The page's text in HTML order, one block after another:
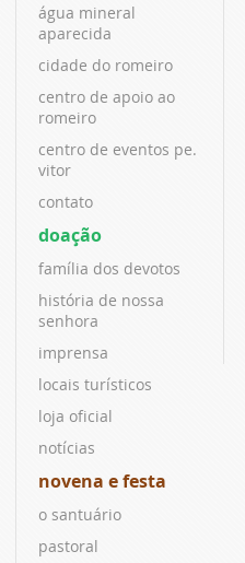
água mineral
aparecida
cidade do romeiro
centro de apoio ao
romeiro
centro de eventos pe.
vitor
contato
doação
família dos devotos
história de nossa
senhora
imprensa
locais turísticos
loja oficial
notícias
novena e festa
o santuário
pastoral